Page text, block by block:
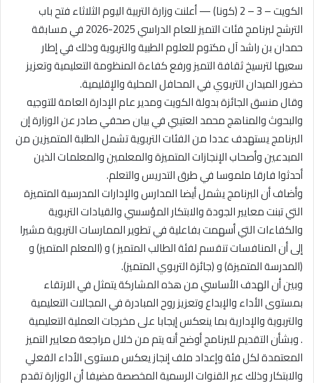
الكويت – 3 – 2 (كونا) — أعلنت وزارة التربية اليوم الثلاثاء فتح باب
الترشح لبرنامج فئات التميز للعام الدراسي 2025-2026 في مسابقة
حمدان بن راشد آل مكتوم للعلوم الطبية والتربوية وذلك في إطار
سعيها لترسيخ ثقافة التميز ورفع كفاءة المنظومة التعليمية وتعزيز
حضور الميدان التربوي في المحافل المحلية والإقليمية.
وقال منسق الجائزة بدولة الكويت ومدير عام الإدارة العامة للتوجيه
والبحوث والمناهج محمد العتيبي في بيان صحفي صادر عن الوزارة إن
البرنامج يستهدف عددا من الفئات التربوية تشمل الطلبة المتميزين من
المبدعين وأصحاب الإنجازات المتميزة والمعلمين والمعلمات الذين
أحدثوا فارقا ملموسا في طرق التدريس والتعلم.
وأضاف أن البرنامج يشمل أيضا المدارس والإدارات المدرسية المتميزة
التي تبنت معايير الجودة والابتكار المؤسسي والقيادات التربوية
والكفاءات التي أسهمت بفاعلية في تطوير الممارسات التربوية مشيرا
إلى أن المنافسات تنقسم لفئة الطالب المتميز ) و (المعلم المتميز) و
(المدرسة المتميزة) و (جائزة التربوي المتميز).
وبين أن الهدف الأساسي من هذه المشاركة يتمثل في الارتقاء
بمستوى الأداء والإبداع وتعزيز روح المبادرة في المجالات التعليمية
والتربوية والإدارية بما ينعكس إيجابا على مخرجات العملية التعليمية
. وبشأن التقديم للبرنامج أوضح أنه يتم من خلال مراجعة معايير التميز
المعتمدة لكل فئة وإعداد ملف إنجاز يعكس مستوى الأداء الفعلي
والابتكار وذلك عبر القنوات الرسمية المخصصة مضيفا أن الوزارة تقدم